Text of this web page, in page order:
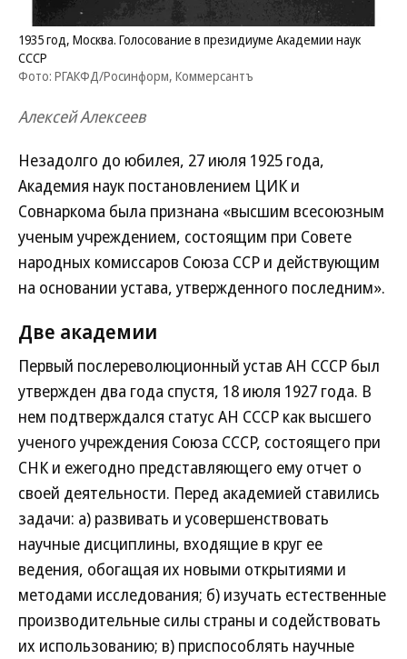
1935 год, Москва. Голосование в президиуме Академии наук
СССР
Фото: РГАКФД/Росинформ, Коммерсантъ
Алексей Алексеев
Незадолго до юбилея, 27 июля 1925 года,
Академия наук постановлением ЦИК и
Совнаркома была признана «высшим всесоюзным
ученым учреждением, состоящим при Совете
народных комиссаров Союза ССР и действующим
на основании устава, утвержденного последним».
Две академии
Первый послереволюционный устав АН СССР был
утвержден два года спустя, 18 июля 1927 года. В
нем подтверждался статус АН СССР как высшего
ученого учреждения Союза СССР, состоящего при
СНК и ежегодно представляющего ему отчет о
своей деятельности. Перед академией ставились
задачи: а) развивать и усовершенствовать
научные дисциплины, входящие в круг ее
ведения, обогащая их новыми открытиями и
методами исследования; б) изучать естественные
производительные силы страны и содействовать
их использованию; в) приспособлять научные